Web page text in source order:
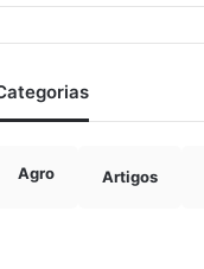
Agro Artigos